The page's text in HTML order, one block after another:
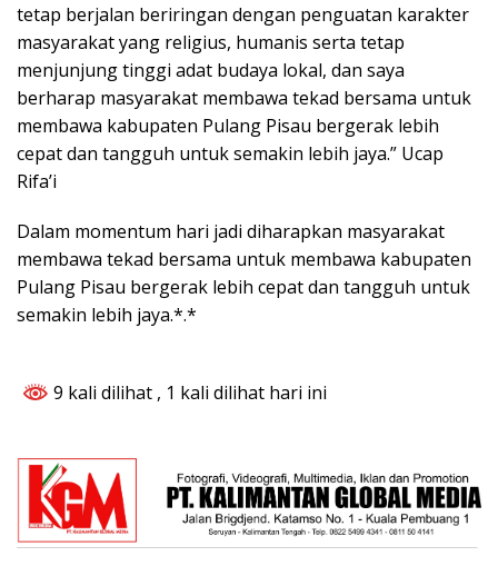
tetap berjalan beriringan dengan penguatan karakter
masyarakat yang religius, humanis serta tetap
menjunjung tinggi adat budaya lokal, dan saya
berharap masyarakat membawa tekad bersama untuk
membawa kabupaten Pulang Pisau bergerak lebih
cepat dan tangguh untuk semakin lebih jaya.” Ucap
Rifa’i
Dalam momentum hari jadi diharapkan masyarakat
membawa tekad bersama untuk membawa kabupaten
Pulang Pisau bergerak lebih cepat dan tangguh untuk
semakin lebih jaya.*.*
9 kali dilihat , 1 kali dilihat hari ini